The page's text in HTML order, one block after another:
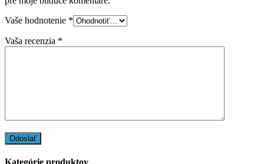
Vaše hodnotenie *
Vaša recenzia *